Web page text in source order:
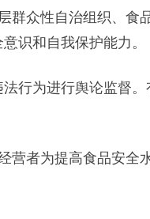
众性自治组织、食
识和自我保护能力。
行为进行舆论监督。
者为提高食品安全